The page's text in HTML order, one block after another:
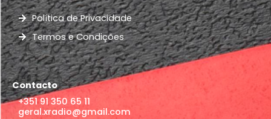
Política de Privacidade
Termos e Condições
Contacto
+351 91 350 65 11
geral.xradio@gmail.com